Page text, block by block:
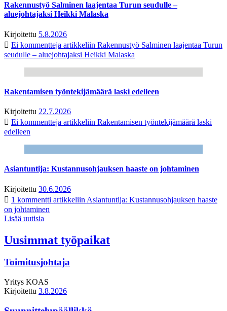
Rakennustyö Salminen laajentaa Turun seudulle –
aluejohtajaksi Heikki Malaska
Kirjoitettu 5.8.2026
Ei kommentteja artikkeliin Rakennustyö Salminen laajentaa Turun
seudulle – aluejohtajaksi Heikki Malaska
Rakentamisen työntekijämäärä laski edelleen
Kirjoitettu 22.7.2026
Ei kommentteja artikkeliin Rakentamisen työntekijämäärä laski
edelleen
Asiantuntija: Kustannusohjauksen haaste on johtaminen
Kirjoitettu 30.6.2026
1 kommentti artikkeliin Asiantuntija: Kustannusohjauksen haaste
on johtaminen
Lisää uutisia
Uusimmat työpaikat
Toimitusjohtaja
Yritys KOAS
Kirjoitettu 3.8.2026